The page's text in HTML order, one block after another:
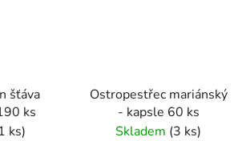
šťáva
ks
ks)
Ostropestřec mariánský
- kapsle 60 ks
Skladem (3 ks)